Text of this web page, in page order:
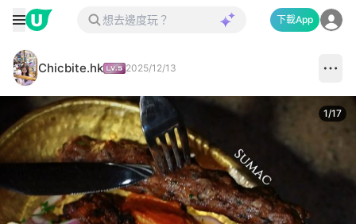
下載App
Chicbite.hk 2025/12/13
1/17